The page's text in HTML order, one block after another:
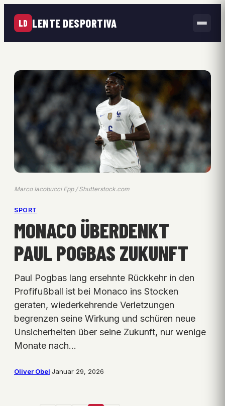
LD LENTE DESPORTIVA
Marco Iacobucci Epp / Shutterstock.com
SPORT
MONACO ÜBERDENKT
PAUL POGBAS ZUKUNFT
Paul Pogbas lang ersehnte Rückkehr in den
Profifußball ist bei Monaco ins Stocken
geraten, wiederkehrende Verletzungen
begrenzen seine Wirkung und schüren neue
Unsicherheiten über seine Zukunft, nur wenige
Monate nach…
Oliver Obel·Januar 29, 2026